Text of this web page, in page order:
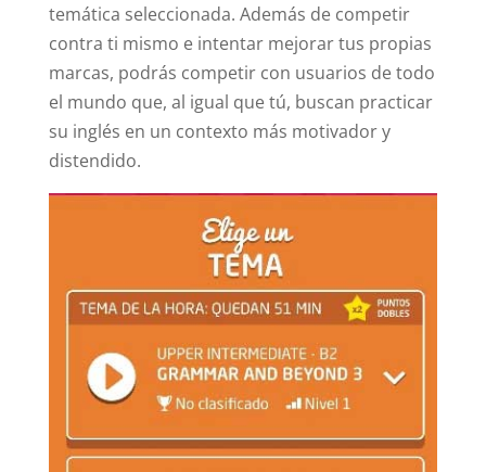
temática seleccionada. Además de competir
contra ti mismo e intentar mejorar tus propias
marcas, podrás competir con usuarios de todo
el mundo que, al igual que tú, buscan practicar
su inglés en un contexto más motivador y
distendido.